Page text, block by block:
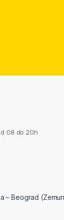
08 do 20h
– Beograd